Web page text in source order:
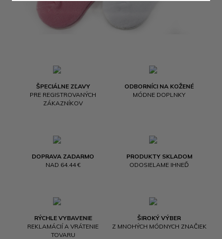
ŠPECIÁLNE ZĽAVY
PRE REGISTROVANÝCH
ZÁKAZNÍKOV
ODBORNÍCI NA KOŽENÉ
MÓDNE DOPLNKY
DOPRAVA ZADARMO
NAD 64.44 €
PRODUKTY SKLADOM
ODOSIELAME IHNEĎ
RÝCHLE VYBAVENIE
REKLAMÁCIÍ A VRÁTENIE
TOVARU
ŠIROKÝ VÝBER
Z MNOHÝCH MÓDNYCH ZNAČIEK